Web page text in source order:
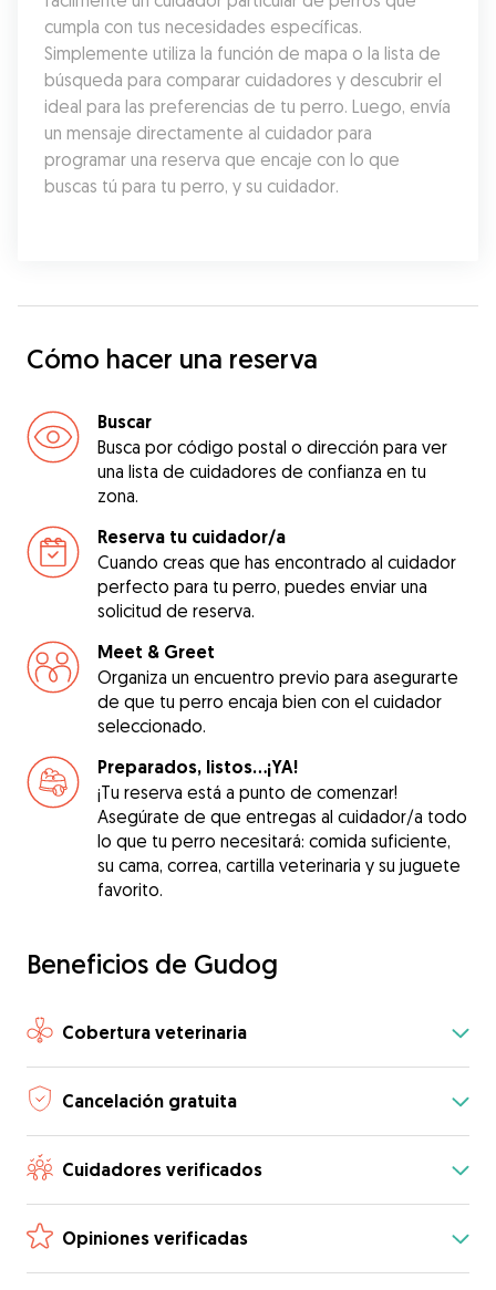
cumpla con tus necesidades específicas.
Simplemente utiliza la función de mapa o la lista de
búsqueda para comparar cuidadores y descubrir el
ideal para las preferencias de tu perro. Luego, envía
un mensaje directamente al cuidador para
programar una reserva que encaje con lo que
buscas tú para tu perro, y su cuidador.
Cómo hacer una reserva
Buscar
Busca por código postal o dirección para ver
una lista de cuidadores de confianza en tu
zona.
Reserva tu cuidador/a
Cuando creas que has encontrado al cuidador
perfecto para tu perro, puedes enviar una
solicitud de reserva.
Meet & Greet
Organiza un encuentro previo para asegurarte
de que tu perro encaja bien con el cuidador
seleccionado.
Preparados, listos...¡YA!
¡Tu reserva está a punto de comenzar!
Asegúrate de que entregas al cuidador/a todo
lo que tu perro necesitará: comida suficiente,
su cama, correa, cartilla veterinaria y su juguete
favorito.
Beneficios de Gudog
Cobertura veterinaria
Cancelación gratuita
Cuidadores verificados
Opiniones verificadas